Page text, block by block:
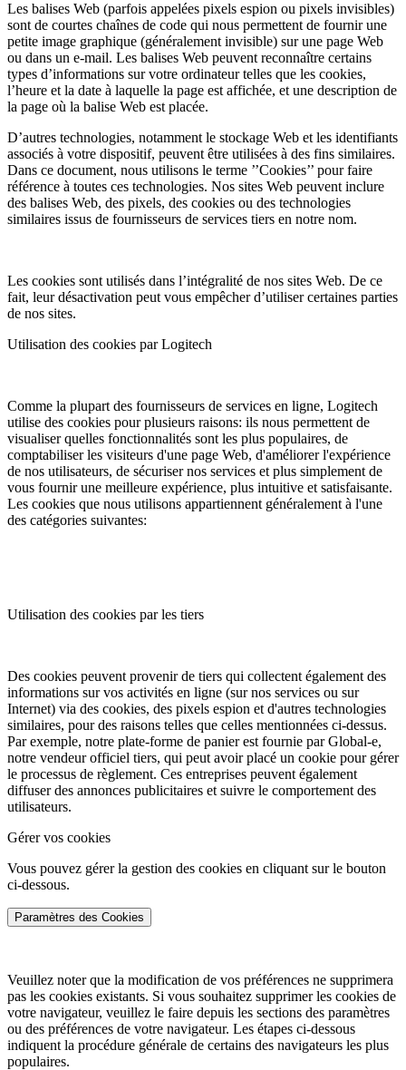
Les balises Web (parfois appelées pixels espion ou pixels invisibles)
sont de courtes chaînes de code qui nous permettent de fournir une
petite image graphique (généralement invisible) sur une page Web
ou dans un e-mail. Les balises Web peuvent reconnaître certains
types d’informations sur votre ordinateur telles que les cookies,
l’heure et la date à laquelle la page est affichée, et une description de
la page où la balise Web est placée.
D’autres technologies, notamment le stockage Web et les identifiants
associés à votre dispositif, peuvent être utilisées à des fins similaires.
Dans ce document, nous utilisons le terme ’’Cookies’’ pour faire
référence à toutes ces technologies. Nos sites Web peuvent inclure
des balises Web, des pixels, des cookies ou des technologies
similaires issus de fournisseurs de services tiers en notre nom.
Les cookies sont utilisés dans l’intégralité de nos sites Web. De ce
fait, leur désactivation peut vous empêcher d’utiliser certaines parties
de nos sites.
Utilisation des cookies par Logitech
Comme la plupart des fournisseurs de services en ligne, Logitech
utilise des cookies pour plusieurs raisons: ils nous permettent de
visualiser quelles fonctionnalités sont les plus populaires, de
comptabiliser les visiteurs d'une page Web, d'améliorer l'expérience
de nos utilisateurs, de sécuriser nos services et plus simplement de
vous fournir une meilleure expérience, plus intuitive et satisfaisante.
Les cookies que nous utilisons appartiennent généralement à l'une
des catégories suivantes:
Utilisation des cookies par les tiers
Des cookies peuvent provenir de tiers qui collectent également des
informations sur vos activités en ligne (sur nos services ou sur
Internet) via des cookies, des pixels espion et d'autres technologies
similaires, pour des raisons telles que celles mentionnées ci-dessus.
Par exemple, notre plate-forme de panier est fournie par Global-e,
notre vendeur officiel tiers, qui peut avoir placé un cookie pour gérer
le processus de règlement. Ces entreprises peuvent également
diffuser des annonces publicitaires et suivre le comportement des
utilisateurs.
Gérer vos cookies
Vous pouvez gérer la gestion des cookies en cliquant sur le bouton
ci-dessous.
Paramètres des Cookies
Veuillez noter que la modification de vos préférences ne supprimera
pas les cookies existants. Si vous souhaitez supprimer les cookies de
votre navigateur, veuillez le faire depuis les sections des paramètres
ou des préférences de votre navigateur. Les étapes ci-dessous
indiquent la procédure générale de certains des navigateurs les plus
populaires.